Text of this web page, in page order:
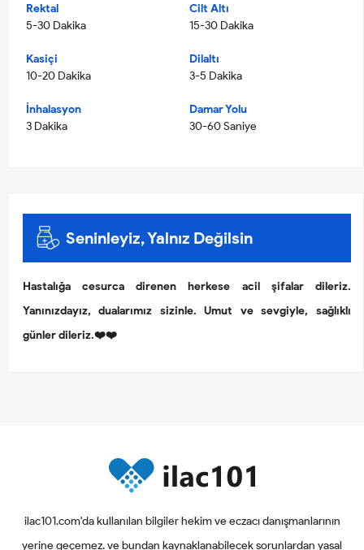
Rektal
5-30 Dakika
Cilt Altı
15-30 Dakika
Kasiçi
10-20 Dakika
Dilaltı
3-5 Dakika
İnhalasyon
3 Dakika
Damar Yolu
30-60 Saniye
Seninleyiz, Yalnız Değilsin
Hastalığa cesurca direnen herkese acil şifalar dileriz.
Yanınızdayız, dualarımız sizinle. Umut ve sevgiyle, sağlıklı
günler dileriz.❤️❤️
ilac101.com'da kullanılan bilgiler hekim ve eczacı danışmanlarının
yerine geçemez. ve bundan kaynaklanabilecek sorunlardan yasal